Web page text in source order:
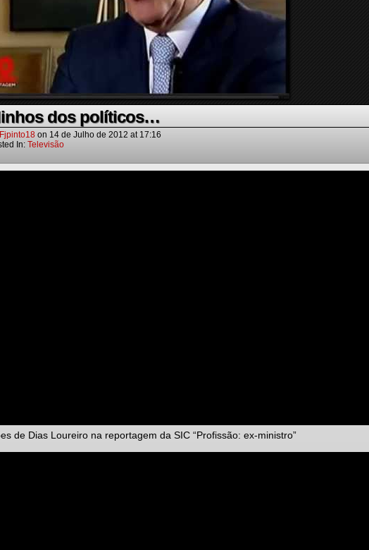
dos políticos…
Fjpinto18 on 14 de Julho de 2012 at 17:16
In: Televisão
de Dias Loureiro na reportagem da SIC “Profissão: ex-ministro”